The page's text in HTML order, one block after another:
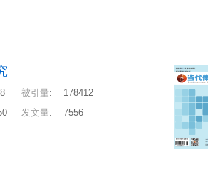
被引量:
178412
发文量: 7556